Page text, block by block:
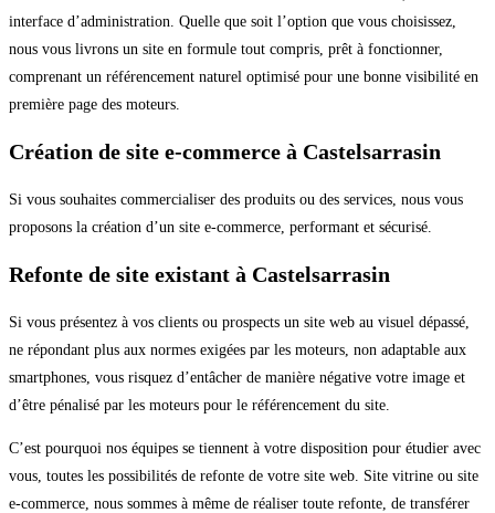
interface d’administration. Quelle que soit l’option que vous choisissez,
nous vous livrons un site en formule tout compris, prêt à fonctionner,
comprenant un référencement naturel optimisé pour une bonne visibilité en
première page des moteurs.
Création de site e-commerce à Castelsarrasin
Si vous souhaites commercialiser des produits ou des services, nous vous
proposons la création d’un site e-commerce, performant et sécurisé.
Refonte de site existant à Castelsarrasin
Si vous présentez à vos clients ou prospects un site web au visuel dépassé,
ne répondant plus aux normes exigées par les moteurs, non adaptable aux
smartphones, vous risquez d’entâcher de manière négative votre image et
d’être pénalisé par les moteurs pour le référencement du site.
C’est pourquoi nos équipes se tiennent à votre disposition pour étudier avec
vous, toutes les possibilités de refonte de votre site web. Site vitrine ou site
e-commerce, nous sommes à même de réaliser toute refonte, de transférer